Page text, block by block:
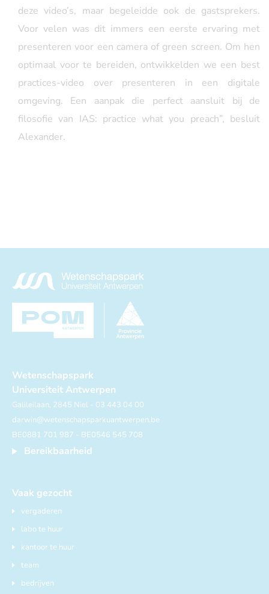
deze video’s, maar begeleidde ook de gastsprekers.
Voor velen was dit immers een eerste ervaring met
presenteren voor een camera of green screen. Om hen
optimaal voor te bereiden, ontwikkelden we een best
practices-video over presenteren in een digitale
omgeving. Een aanpak die perfect aansluit bij de
filosofie van IAS: practice what you preach”, besluit
Alexander.
Wetenschapspark
Universiteit Antwerpen
Galileilaan, 2845 Niel - 03 443 04 00
darwin@wetenschapsparkuantwerpen.be
BE0881 701 987 - BE0546 545 708
Bereikbaarheid
Vaak gezocht
vergaderen
labo te huur
kantoor te huur
team
bedrijven